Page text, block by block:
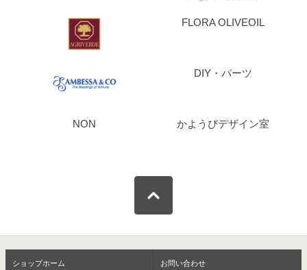
FLORA OLIVEOIL
DIY・パーツ
NON かようびデザイン室
ショップホーム お問い合わせ